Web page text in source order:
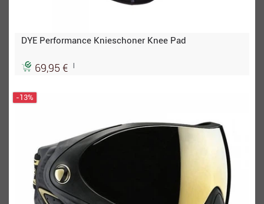
DYE Performance Knieschoner Knee Pad
69,95 € |
-13%